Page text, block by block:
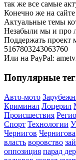
так же все самые
Конечно же на
Актуальные темы
Незабыли мы и про
Поддержать проект
5167803243063760
Или на PayPal:
Популярные
Авто-мото
Криминал Лоцерил
Происшествия
Спорт Технологии
Чернигов Чернигова
власть воровство
оппозиция парад